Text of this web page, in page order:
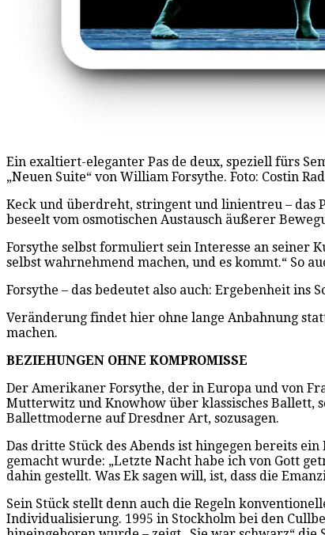
Ein exaltiert-eleganter Pas de deux, speziell fürs
„Neuen Suite“ von William Forsythe. Foto: Costin
Keck und überdreht, stringent und linientreu – das
beseelt vom osmotischen Austausch äußerer
Forsythe selbst formuliert sein Interesse an seiner
selbst wahrnehmend machen, und es kommt.“ So
Forsythe – das bedeutet also auch: Ergebenheit ins
Veränderung findet hier ohne lange Anbahnung
machen.
BEZIEHUNGEN OHNE KOMPROMISSE
Der Amerikaner Forsythe, der in Europa und von
Mutterwitz und Knowhow über klassisches Ballett,
Ballettmoderne auf Dresdner Art, sozusagen.
Das dritte Stück des Abends ist hingegen bereits
gemacht wurde: „Letzte Nacht habe ich von Gott
dahin gestellt. Was Ek sagen will, ist, dass die
Sein Stück stellt denn auch die Regeln
Individualisierung. 1995 in Stockholm bei den